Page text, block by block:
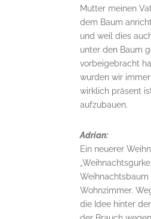
Mutter meinen
dem Baum
und weil dies
unter den Baum
vorbeigebracht
wurden wir
wirklich präsent
aufzubauen.
Adrian:
Ein neuerer
Wohnzimmer.
die Idee hinter